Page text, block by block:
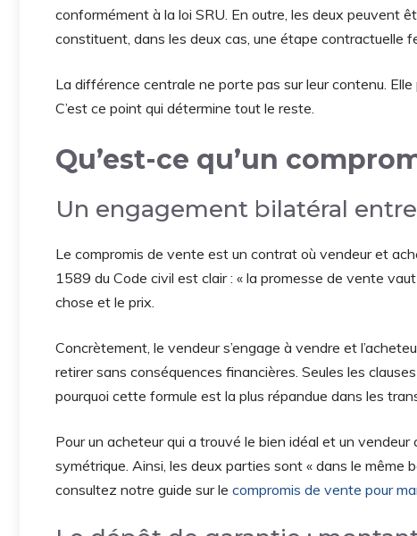
conformément à la loi SRU. En outre, les deux peuvent
constituent, dans les deux cas, une étape contractuelle
La différence centrale ne porte pas sur leur contenu.
C’est ce point qui détermine tout le reste.
Qu’est-ce qu’un
Un engagement bilatéral
Le compromis de vente est un contrat où vendeur et
1589 du Code civil est clair : « la promesse de vente
chose et le prix.
Concrètement, le vendeur s’engage à vendre et
retirer sans conséquences financières. Seules les
pourquoi cette formule est la plus répandue dans les
Pour un acheteur qui a trouvé le bien idéal et un
symétrique. Ainsi, les deux parties sont « dans le même
consultez notre guide sur le compromis de vente pour